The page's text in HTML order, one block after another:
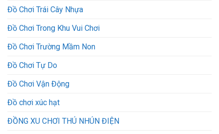
Đồ Chơi Trái Cây Nhựa
Đồ Chơi Trong Khu Vui Chơi
Đồ Chơi Trường Mầm Non
Đồ Chơi Tự Do
Đồ Chơi Vận Động
Đồ chơi xúc hạt
ĐỒNG XU CHƠI THÚ NHÚN ĐIỆN